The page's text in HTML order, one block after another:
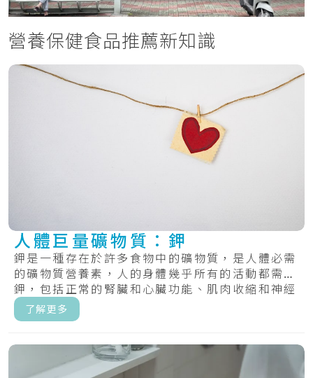
營養保健食品推薦新知識
人體巨量礦物質：鉀
鉀是一種存在於許多食物中的礦物質，是人體必需
的礦物質營養素，人的身體幾乎所有的活動都需要
鉀，包括正常的腎臟和心臟功能、肌肉收縮和神經
傳遞...
了解更多